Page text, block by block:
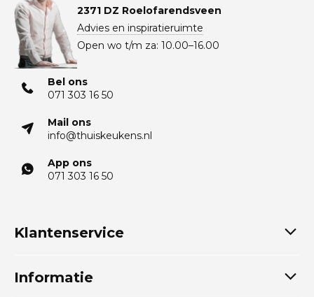
2371 DZ Roelofarendsveen
Advies en inspiratieruimte
Open wo t/m za: 10.00–16.00
Bel ons
071 303 16 50
Mail ons
info@thuiskeukens.nl
App ons
071 303 16 50
Klantenservice
Informatie